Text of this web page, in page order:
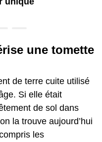
une tomette
de terre cuite utilisé
Si elle était
de sol dans
la trouve aujourd’hui
les